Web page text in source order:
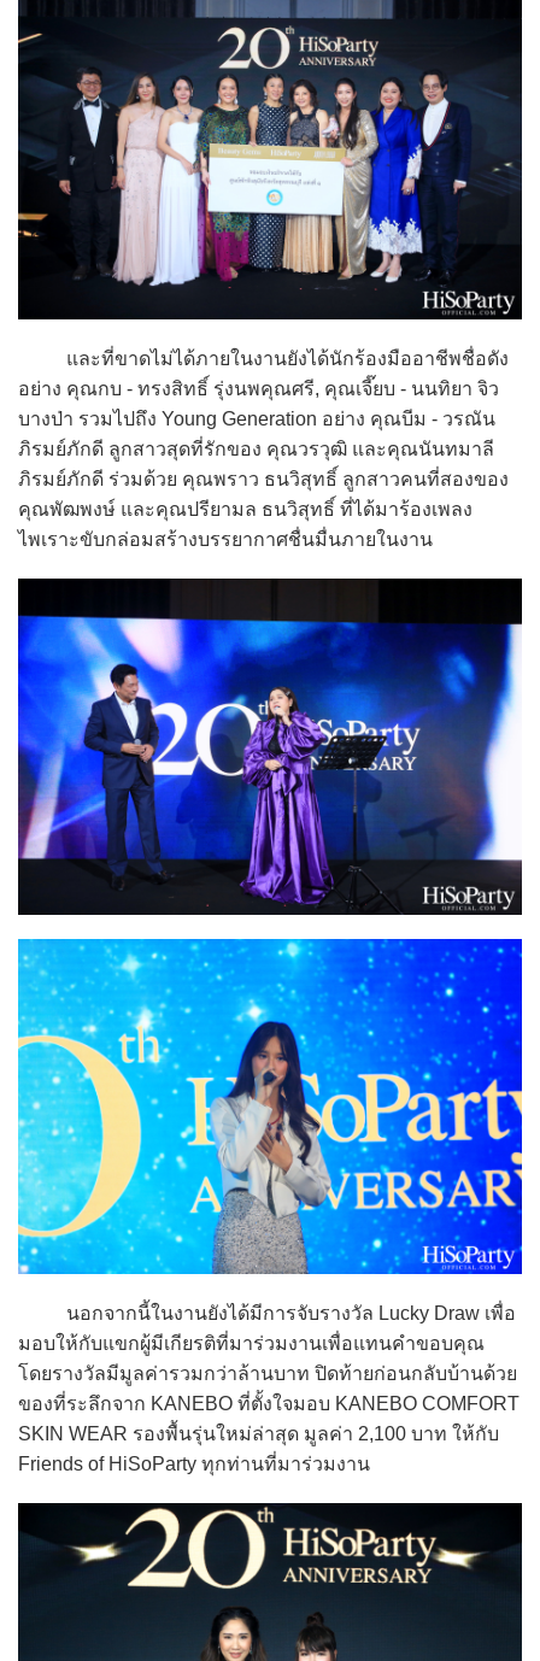
และที่ขาดไม่ได้ภายในงานยังได้นักร้องมืออาชีพชื่อดัง
อย่าง คุณกบ - ทรงสิทธิ์ รุ่งนพคุณศรี, คุณเจี๊ยบ - นนทิยา จิว
บางป่า รวมไปถึง Young Generation อย่าง คุณบีม - วรณัน
ภิรมย์ภักดี ลูกสาวสุดที่รักของ คุณวรวุฒิ และคุณนันทมาลี
ภิรมย์ภักดี ร่วมด้วย คุณพราว ธนวิสุทธิ์ ลูกสาวคนที่สองของ
คุณพัฒพงษ์ และคุณปรียามล ธนวิสุทธิ์ ที่ได้มาร้องเพลง
ไพเราะขับกล่อมสร้างบรรยากาศชื่นมื่นภายในงาน
นอกจากนี้ในงานยังได้มีการจับรางวัล Lucky Draw เพื่อ
มอบให้กับแขกผู้มีเกียรติที่มาร่วมงานเพื่อแทนคำขอบคุณ
โดยรางวัลมีมูลค่ารวมกว่าล้านบาท ปิดท้ายก่อนกลับบ้านด้วย
ของที่ระลึกจาก KANEBO ที่ตั้งใจมอบ KANEBO COMFORT
SKIN WEAR รองพื้นรุ่นใหม่ล่าสุด มูลค่า 2,100 บาท ให้กับ
Friends of HiSoParty ทุกท่านที่มาร่วมงาน